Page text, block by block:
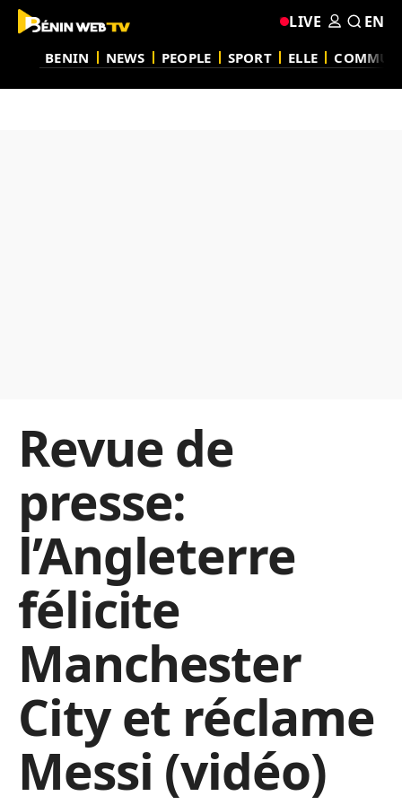
BENIN NEWS PEOPLE SPORT ELLE
LIVE EN
Revue de
presse:
l’Angleterre
félicite
Manchester
City et réclame
Messi (vidéo)